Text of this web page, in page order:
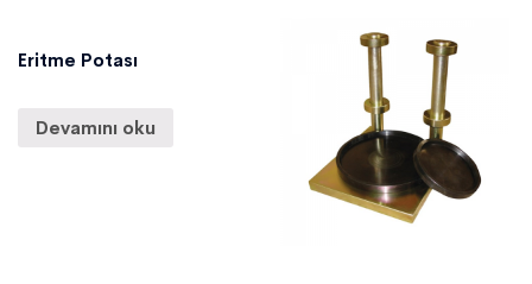
Eritme Potası
Devamını oku